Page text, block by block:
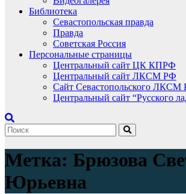
Библиотека
Севастопольская правда
Правда
Советская Россия
Персональные страницы
Центральный сайт ЦК КПРФ
Центральный сайт ЛКСМ РФ
Сайт Севастопольского ЛКСМ
Центральный сайт “Русского
Метка: Брюзова
Юрьевна